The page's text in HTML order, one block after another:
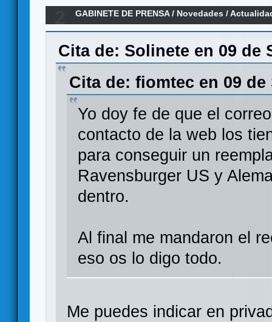
GABINETE DE PRENSA/ Novedades /
Cita de: Solinete en 09 de
Cita de: fiomtec en 09 de
Yo doy fe de que el
contacto de la web los
para conseguir un
Ravensburger US y
dentro.
Al final me mandaron el
eso os lo digo todo.
Me puedes indicar en